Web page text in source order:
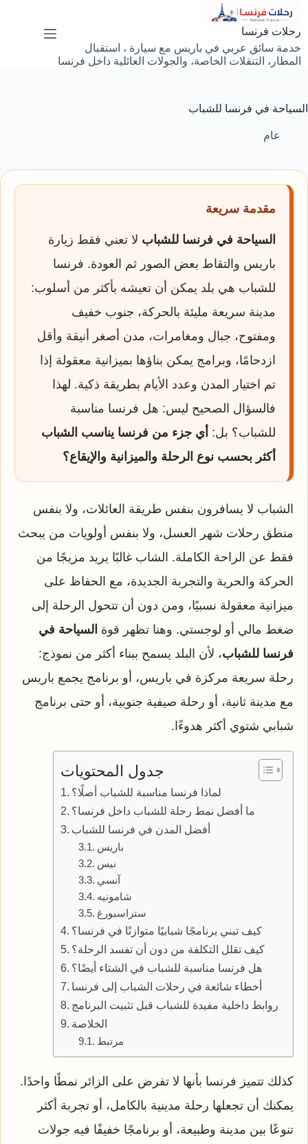
التجاوز
المحتوى
رحلات فرنسا
خدمة سائق عربي في باريس مع سيارة ، استقبال
المطار، التنقلات الخاصة، والجولات العائلية داخل فرنسا
السياحة في فرنسا للشباب
عام
مقدمة سريعة
السياحة في فرنسا للشباب لا تعني فقط زيارة
باريس والتقاط بعض الصور ثم العودة. فرنسا
للشباب هي بلد يمكن أن تعيشه بأكثر من أسلوب:
مدينة سريعة مليئة بالحركة، جنوب خفيف
ومفتوح، جبال ومغامرات، مدن أصغر أنيقة وأقل
ازدحامًا، وبرامج يمكن بناؤها بميزانية معقولة إذا
تم اختيار المدن وعدد الأيام بطريقة ذكية. لهذا
فالسؤال الصحيح ليس: هل فرنسا مناسبة
للشباب؟ بل: أي جزء من فرنسا يناسب الشباب
أكثر بحسب نوع الرحلة والميزانية والإيقاع؟
الشباب لا يسافرون بنفس طريقة العائلات، ولا بنفس
منطق رحلات شهر العسل، ولا بنفس أولويات من يبحث
فقط عن الراحة الكاملة. الشاب غالبًا يريد مزيجًا من
الحركة والحرية والتجربة الجديدة، مع الحفاظ على
ميزانية معقولة نسبيًا، ومن دون أن تتحول الرحلة إلى
ضغط مالي أو لوجستي. وهنا تظهر قوة السياحة في
فرنسا للشباب، لأن البلد يسمح ببناء أكثر من نموذج:
رحلة سريعة مركزة في باريس، أو برنامج يجمع باريس
مع مدينة ثانية، أو رحلة صيفية جنوبية، أو حتى برنامج
شبابي شتوي أكثر هدوءًا.
جدول المحتويات
لماذا فرنسا مناسبة للشباب أصلًا؟
ما أفضل نمط رحلة للشباب داخل فرنسا؟
أفضل المدن في فرنسا للشباب
باريس
نيس
آنسي
شامونيه
ستراسبورغ
كيف تبني برنامجًا شبابيًا متوازنًا في فرنسا؟
كيف تقلل التكلفة من دون أن تفسد الرحلة؟
هل فرنسا مناسبة للشباب في الشتاء أيضًا؟
أخطاء شائعة في رحلات الشباب إلى فرنسا
روابط داخلية مفيدة للشباب قبل تثبيت البرنامج
الخلاصة
مرتبط
كذلك تتميز فرنسا بأنها لا تفرض على الزائر نمطًا واحدًا.
يمكنك أن تجعلها رحلة مدينية بالكامل، أو تجربة أكثر
تنوعًا بين مدينة وطبيعة، أو برنامجًا خفيفًا فيه جولات